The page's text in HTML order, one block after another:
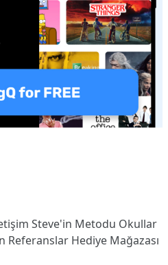
Steve'in Metodu Okullar
Referanslar Hediye Mağazası